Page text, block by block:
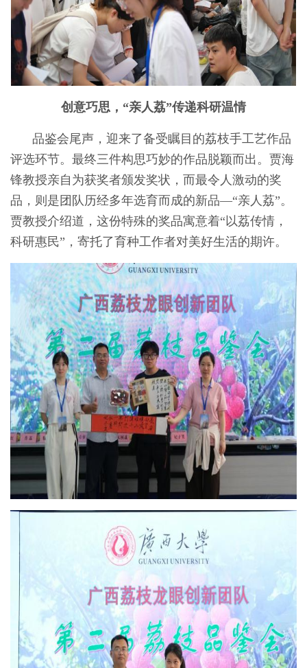
创意巧思，“亲人荔”传递科研温情
品鉴会尾声，迎来了备受瞩目的荔枝手工艺作品
评选环节。最终三件构思巧妙的作品脱颖而出。贾海
锋教授亲自为获奖者颁发奖状，而最令人激动的奖
品，则是团队历经多年选育而成的新品—“亲人荔”。
贾教授介绍道，这份特殊的奖品寓意着“以荔传情，
科研惠民”，寄托了育种工作者对美好生活的期许。